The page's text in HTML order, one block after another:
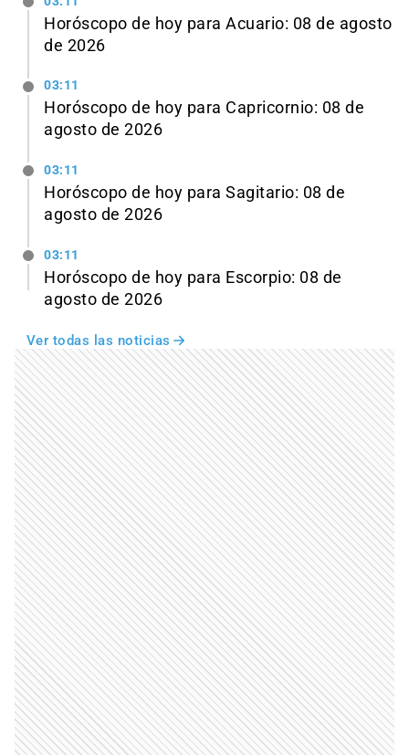
Horóscopo de hoy para Acuario: 08 de agosto
de 2026
03:11
Horóscopo de hoy para Capricornio: 08 de
agosto de 2026
03:11
Horóscopo de hoy para Sagitario: 08 de
agosto de 2026
03:11
Horóscopo de hoy para Escorpio: 08 de
agosto de 2026
Ver todas las noticias